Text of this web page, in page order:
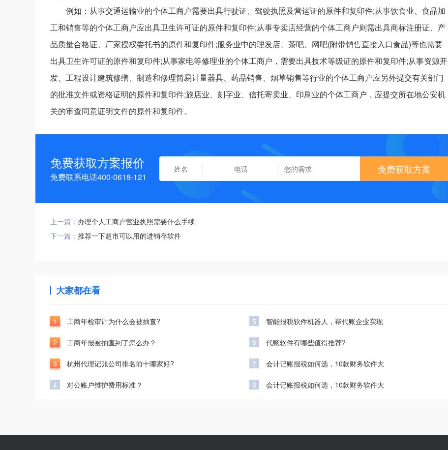
例如：从事交通运输业的个体工商户需要出具行驶证、驾驶执照及营运证的原件和复印件;从事饮食业、食品加
工和销售等的个体工商户应出具卫生许可证的原件和复印件;从事专卖店经营的个体工商户则需出具商标注册证、产
品质量合格证、厂家授权委托书的原件和复印件;服务业中的理发店、茶吧、网吧(附带销售直接入口食品)等也需要
出具卫生许可证的原件和复印件;从事家电等修理业的个体工商户，需要出具技术等级证的原件和复印件;从事资源开
发、工程设计建筑修缮、制造和修理简易计量器具、药品销售、烟草销售等行业的个体工商户应另外提交有关部门
的批准文件或资格证明的原件和复印件;旅店业、刻字业、信托寄卖业、印刷业的个体工商户，应提交所在地公安机
关的审查同意证明文件的原件和复印件。
免费获取方案报价
免费联系电话400-0618-121
免费获取方案
上一篇： 办理个人工商户营业执照需要什么手续
下一篇： 推荐一下超市可以用的进销存软件
大家都在看
1 工商年检审计为什么会被抽查?
2 工商年报被抽查到了怎么办？
3 杭州代理记账公司排名前十哪家好?
4 对公账户维护费用标准？
5 智能报税软件机器人，帮代账企业实现
6 代账软件有哪些值得推荐?
7 会计记账报税如何选，10款财务软件大
8 会计记账报税如何选，10款财务软件大